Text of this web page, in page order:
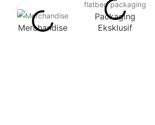
Merchandise
Packaging
Eksklusif